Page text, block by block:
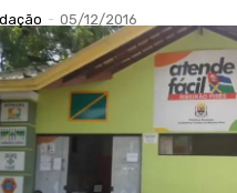
- 05/12/2016